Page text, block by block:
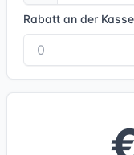
Rabatt an der Kasse